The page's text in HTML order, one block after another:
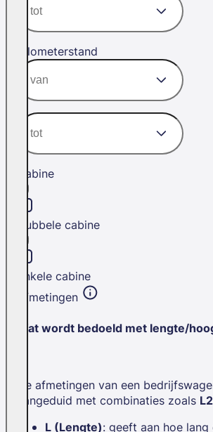
Kilometerstand
Cabine
Dubbele cabine
Enkele cabine
Afmetingen
Wat wordt bedoeld met lengte/
De afmetingen van een
aangeduid met combinaties zoals
L (Lengte): geeft aan hoe